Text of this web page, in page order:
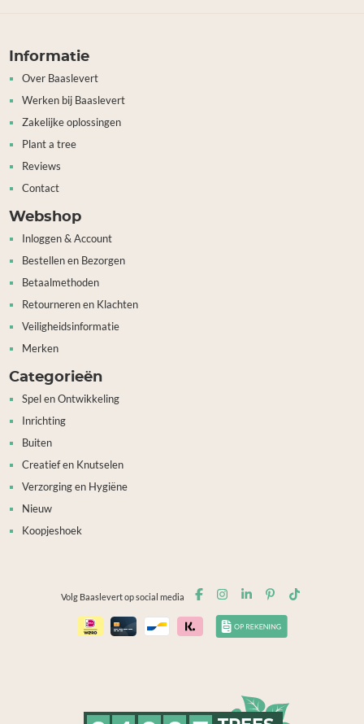
Informatie
Over Baaslevert
Werken bij Baaslevert
Zakelijke oplossingen
Plant a tree
Reviews
Contact
Webshop
Inloggen & Account
Bestellen en Bezorgen
Betaalmethoden
Retourneren en Klachten
Veiligheidsinformatie
Merken
Categorieën
Spel en Ontwikkeling
Inrichting
Buiten
Creatief en Knutselen
Verzorging en Hygiëne
Nieuw
Koopjeshoek
Volg Baaslevert op social media